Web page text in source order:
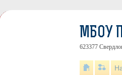
МБОУ
623377